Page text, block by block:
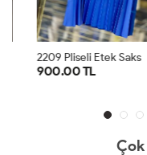
2209 Pliseli Etek Saks
900.00 TL